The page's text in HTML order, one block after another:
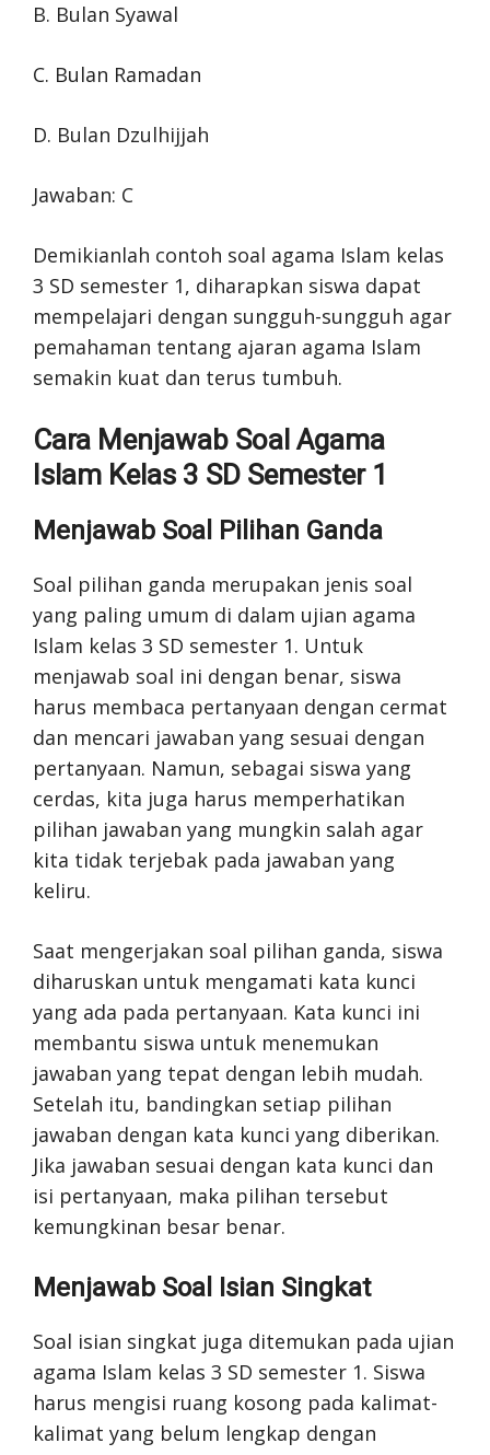
B. Bulan Syawal
C. Bulan Ramadan
D. Bulan Dzulhijjah
Jawaban: C
Demikianlah contoh soal agama Islam kelas
3 SD semester 1, diharapkan siswa dapat
mempelajari dengan sungguh-sungguh agar
pemahaman tentang ajaran agama Islam
semakin kuat dan terus tumbuh.
Cara Menjawab Soal Agama
Islam Kelas 3 SD Semester 1
Menjawab Soal Pilihan Ganda
Soal pilihan ganda merupakan jenis soal
yang paling umum di dalam ujian agama
Islam kelas 3 SD semester 1. Untuk
menjawab soal ini dengan benar, siswa
harus membaca pertanyaan dengan cermat
dan mencari jawaban yang sesuai dengan
pertanyaan. Namun, sebagai siswa yang
cerdas, kita juga harus memperhatikan
pilihan jawaban yang mungkin salah agar
kita tidak terjebak pada jawaban yang
keliru.
Saat mengerjakan soal pilihan ganda, siswa
diharuskan untuk mengamati kata kunci
yang ada pada pertanyaan. Kata kunci ini
membantu siswa untuk menemukan
jawaban yang tepat dengan lebih mudah.
Setelah itu, bandingkan setiap pilihan
jawaban dengan kata kunci yang diberikan.
Jika jawaban sesuai dengan kata kunci dan
isi pertanyaan, maka pilihan tersebut
kemungkinan besar benar.
Menjawab Soal Isian Singkat
Soal isian singkat juga ditemukan pada ujian
agama Islam kelas 3 SD semester 1. Siswa
harus mengisi ruang kosong pada kalimat-
kalimat yang belum lengkap dengan